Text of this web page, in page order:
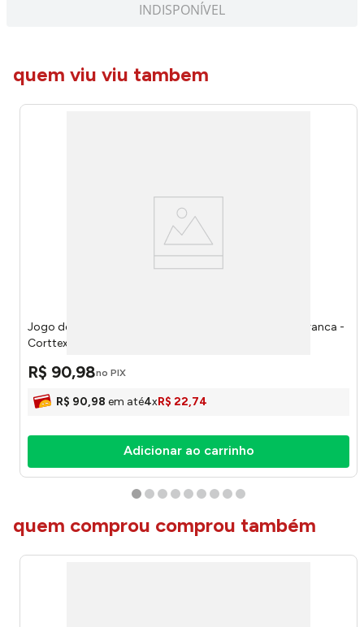
INDISPONÍVEL
quem viu viu tambem
Jogo de Toalhas Jacquard Wave (1 banho + 1 rosto) Branca -
Corttex
R$ 90,98no PIX
R$ 90,98 em até4xR$ 22,74
Adicionar ao carrinho
quem comprou comprou também